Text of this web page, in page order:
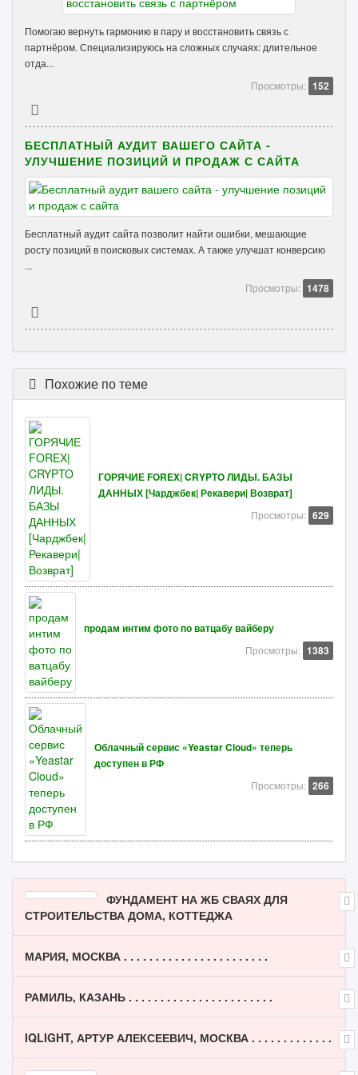
Помогаю вернуть гармонию в пару и восстановить связь с
партнёром. Специализируюсь на сложных случаях: длительное
отда...
Просмотры: 152
БЕСПЛАТНЫЙ АУДИТ ВАШЕГО САЙТА -
УЛУЧШЕНИЕ ПОЗИЦИЙ И ПРОДАЖ С САЙТА
Бесплатный аудит сайта позволит найти ошибки, мешающие
росту позиций в поисковых системах. А также улучшат конверсию
...
Просмотры: 1478
Похожие по теме
ГОРЯЧИЕ FOREX| CRYPTO ЛИДЫ. БАЗЫ
ДАННЫХ [Чарджбек| Рекавери| Возврат]
Просмотры: 629
продам интим фото по ватцабу вайберу
Просмотры: 1383
Облачный сервис «Yeastar Cloud» теперь
доступен в РФ
Просмотры: 266
ФУНДАМЕНТ НА ЖБ СВАЯХ ДЛЯ
СТРОИТЕЛЬСТВА ДОМА, КОТТЕДЖА
МАРИЯ, МОСКВА . . . . . . . . . . . . . . . . . . . . . . .
РАМИЛЬ, КАЗАНЬ . . . . . . . . . . . . . . . . . . . . . . .
IQLIGHT, АРТУР АЛЕКСЕЕВИЧ, МОСКВА . . . . . . . . . . . . .